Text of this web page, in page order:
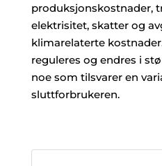
produksjonskostnader,
elektrisitet, skatter og
klimarelaterte
reguleres og endres i
noe som tilsvarer en
sluttforbrukeren.